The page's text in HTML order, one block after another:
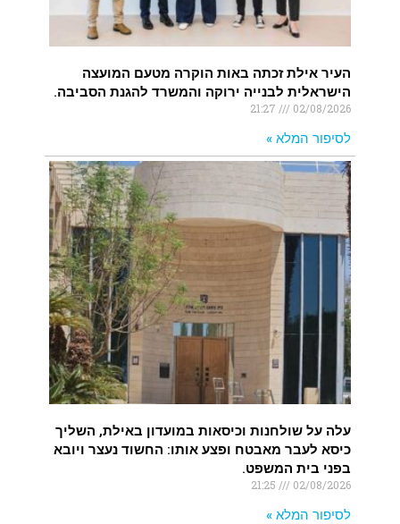
העיר אילת זכתה באות הוקרה מטעם המועצה
הישראלית לבנייה ירוקה והמשרד להגנת הסביבה.
02/08/2026
לסיפור המלא »
עלה על שולחנות וכיסאות במועדון באילת, השליך
כיסא לעבר מאבטח ופצע אותו: החשוד נעצר ויובא
בפני בית המשפט.
02/08/2026
לסיפור המלא »